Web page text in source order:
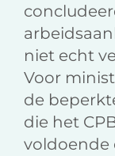
niet echt
Voor
de
die het
voldoende